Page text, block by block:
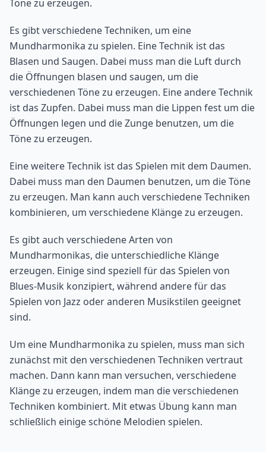
Töne zu erzeugen.
Es gibt verschiedene Techniken, um eine
Mundharmonika zu spielen. Eine Technik ist das
Blasen und Saugen. Dabei muss man die Luft durch
die Öffnungen blasen und saugen, um die
verschiedenen Töne zu erzeugen. Eine andere Technik
ist das Zupfen. Dabei muss man die Lippen fest um die
Öffnungen legen und die Zunge benutzen, um die
Töne zu erzeugen.
Eine weitere Technik ist das Spielen mit dem Daumen.
Dabei muss man den Daumen benutzen, um die Töne
zu erzeugen. Man kann auch verschiedene Techniken
kombinieren, um verschiedene Klänge zu erzeugen.
Es gibt auch verschiedene Arten von
Mundharmonikas, die unterschiedliche Klänge
erzeugen. Einige sind speziell für das Spielen von
Blues-Musik konzipiert, während andere für das
Spielen von Jazz oder anderen Musikstilen geeignet
sind.
Um eine Mundharmonika zu spielen, muss man sich
zunächst mit den verschiedenen Techniken vertraut
machen. Dann kann man versuchen, verschiedene
Klänge zu erzeugen, indem man die verschiedenen
Techniken kombiniert. Mit etwas Übung kann man
schließlich einige schöne Melodien spielen.